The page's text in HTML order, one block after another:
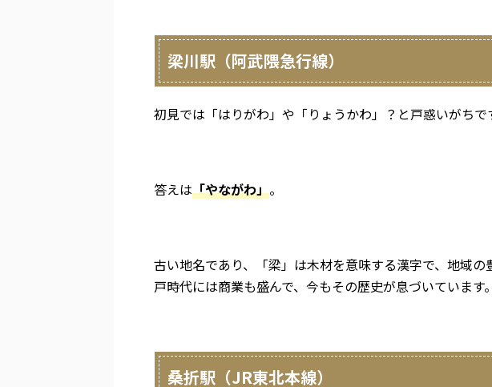
梁川駅（阿武隈急行線）
初見では「はりがわ」や「りょうかわ」？と戸惑いがち
答えは「やながわ」。
古い地名であり、「梁」は木材を意味する漢字で、地域
戸時代には商業も盛んで、今もその歴史が息づいています。
桑折駅（JR東北本線）